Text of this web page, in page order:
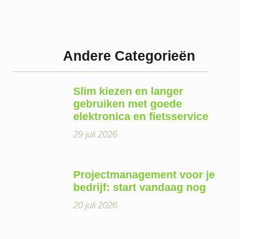
Andere Categorieën
Slim kiezen en langer
gebruiken met goede
elektronica en fietsservice
29 juli 2026
Projectmanagement voor je
bedrijf: start vandaag nog
20 juli 2026